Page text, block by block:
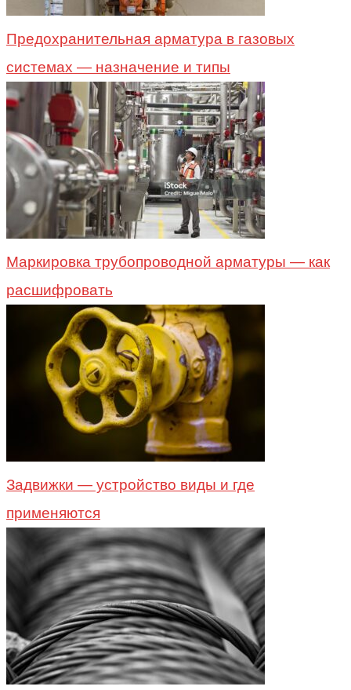
Предохранительная арматура в газовых
системах — назначение и типы
Маркировка трубопроводной арматуры — как
расшифровать
Задвижки — устройство виды и где
применяются